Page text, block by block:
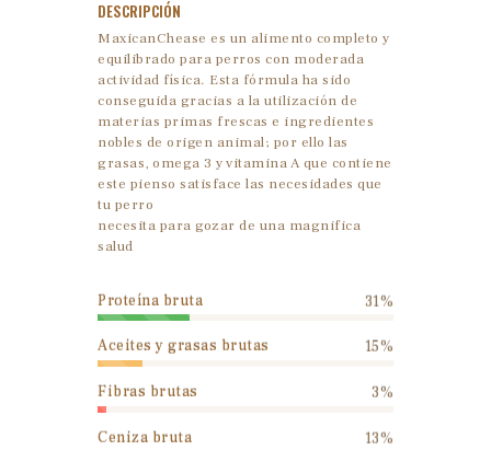
DESCRIPCIÓN
MaxicanChease es un alimento completo y
equilibrado para perros con moderada
actividad física. Esta fórmula ha sido
conseguida gracias a la utilización de
materias primas frescas e ingredientes
nobles de origen animal; por ello las
grasas, omega 3 y vitamina A que contiene
este pienso satisface las necesidades que
tu perro
necesita para gozar de una magnifica
salud
Proteína bruta 31%
Aceites y grasas brutas 15%
Fibras brutas 3%
Ceniza bruta 13%